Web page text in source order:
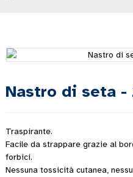
Nastro di seta -
Traspirante.
Facile da strappare grazie al
forbici.
Nessuna tossicità cutanea,